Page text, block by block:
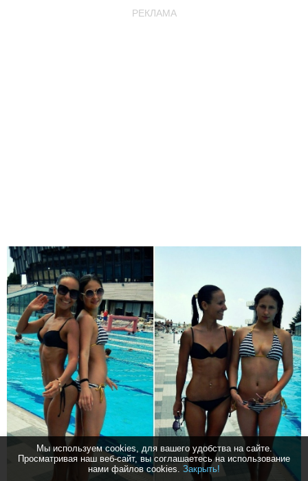
Мы используем cookies, для вашего удобства на сайте.
Просматривая наш веб-сайт, вы соглашаетесь на использование
нами файлов cookies. Закрыть!
РЕКЛАМА